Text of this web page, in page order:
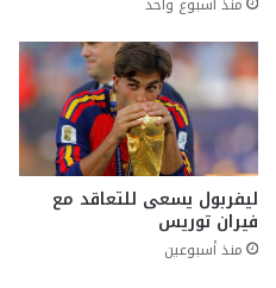
ليفربول يسعى للتعاقد مع
فيران توريس
منذ أسبوعين